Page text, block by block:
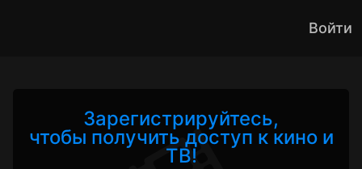
Войти
Зарегистрируйтесь,
чтобы получить доступ к кино и
ТВ!